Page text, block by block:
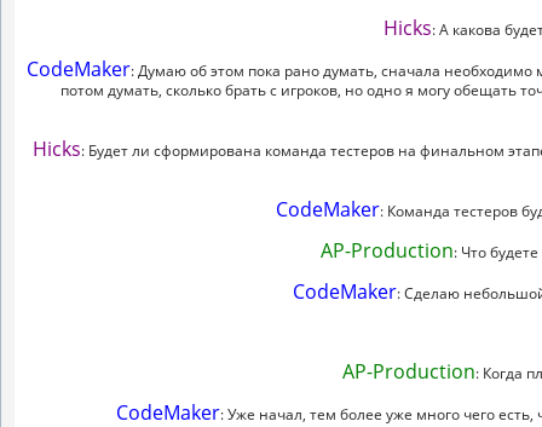
Hicks: А какова
CodeMaker: Думаю об этом пока рано думать, сначала
потом думать, сколько брать с игроков, но одно я могу обещать
Hicks: Будет ли сформирована команда тестеров на финальном
CodeMaker: Команда тестеров
AP-Production: Что
CodeMaker: Сделаю
AP-Production: Когда
CodeMaker: Уже начал, тем более уже много чего есть,